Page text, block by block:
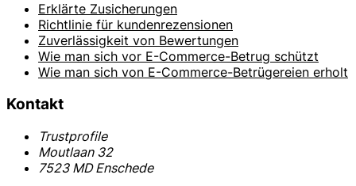
Erklärte Zusicherungen
Richtlinie für kundenrezensionen
Zuverlässigkeit von Bewertungen
Wie man sich vor E-Commerce-Betrug schützt
Wie man sich von E-Commerce-Betrügereien erholt
Kontakt
Trustprofile
Moutlaan 32
7523 MD Enschede